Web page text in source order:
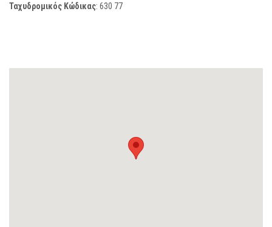
Ταχυδρομικός Κώδικας: 630 77